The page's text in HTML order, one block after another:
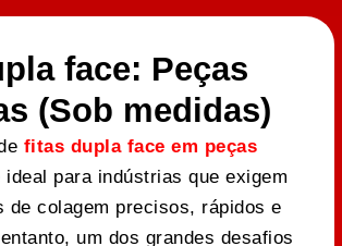
face: Peças
(Sob medidas)
fitas dupla face em peças
ideal para indústrias que exigem
de colagem precisos, rápidos e
um dos grandes desafios